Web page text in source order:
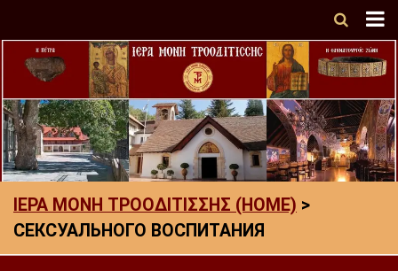
ΙΕΡΑ ΜΟΝΗ ΤΡΟΟΔΙΤΙΣΣΗΣ (HOME) >
СЕКСУАЛЬНОГО ВОСПИТАНИЯ